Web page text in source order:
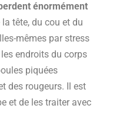
énormément
tête, du cou et du
mêmes par stress
endroits du corps
piquées
des rougeurs. Il est
et de les traiter avec